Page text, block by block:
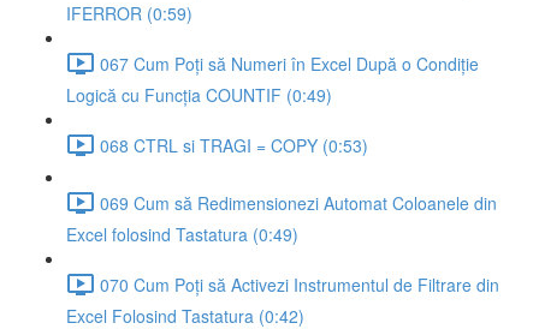
IFERROR (0:59)
067 Cum Poți să Numeri în Excel După o Condiție
Logică cu Funcția COUNTIF (0:49)
068 CTRL si TRAGI = COPY (0:53)
069 Cum să Redimensionezi Automat Coloanele din
Excel folosind Tastatura (0:49)
070 Cum Poți să Activezi Instrumentul de Filtrare din
Excel Folosind Tastatura (0:42)